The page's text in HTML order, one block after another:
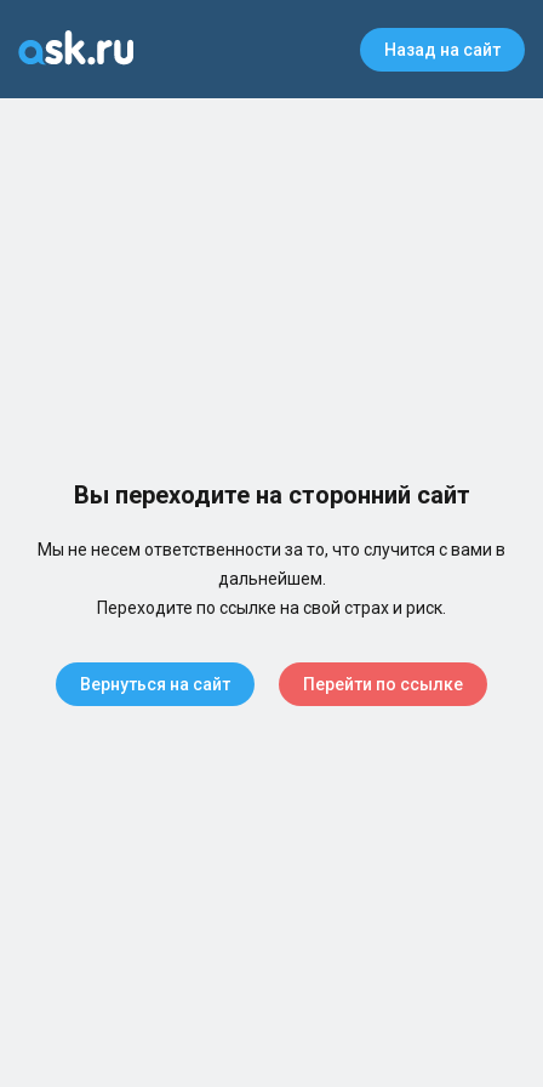
Назад на сайт
Вы переходите на сторонний сайт
Мы не несем ответственности за то, что случится с вами в
дальнейшем.
Переходите по ссылке на свой страх и риск.
Вернуться на сайт Перейти по ссылке